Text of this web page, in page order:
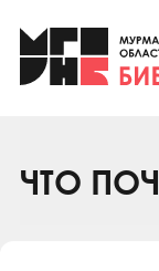
Клуб
Клуб
ЧТО